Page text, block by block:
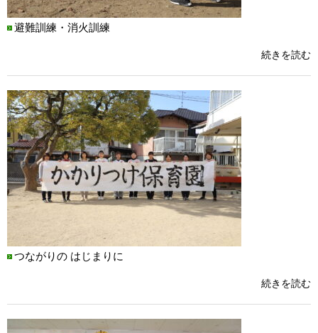
避難訓練・消火訓練
続きを読む
つながりの はじまりに
続きを読む